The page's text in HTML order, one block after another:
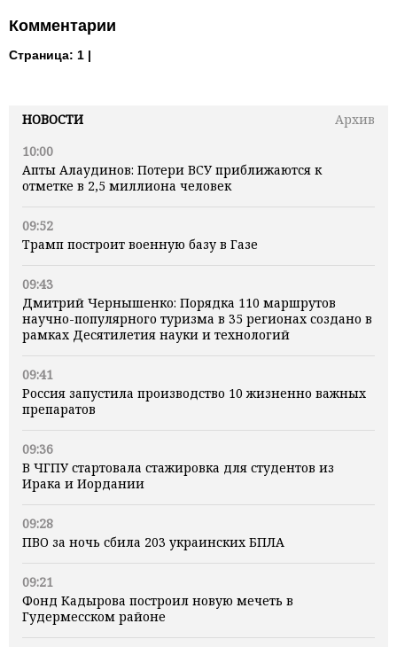
НОВОСТИ
Архив
10:00
Апты Алаудинов: Потери ВСУ приближаются к
отметке в 2,5 миллиона человек
09:52
Трамп построит военную базу в Газе
09:43
Дмитрий Чернышенко: Порядка 110 маршрутов
научно-популярного туризма в 35 регионах создано в
рамках Десятилетия науки и технологий
09:41
Россия запустила производство 10 жизненно важных
препаратов
09:36
В ЧГПУ стартовала стажировка для студентов из
Ирака и Иордании
09:28
ПВО за ночь сбила 203 украинских БПЛА
09:21
Фонд Кадырова построил новую мечеть в
Гудермесском районе
Комментарии
Страница: 1 |